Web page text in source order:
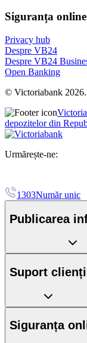
Siguranța online
Privacy hub
Despre VB24
Despre VB24
Open Banking
© Victoriabank 2026.
depozitelor din
Urmărește-ne:
1303Număr unic
Publicarea
Suport clienți
Siguranța